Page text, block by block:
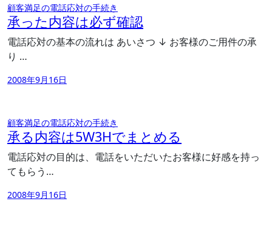
顧客満足の電話応対の手続き
承った内容は必ず確認
電話応対の基本の流れは あいさつ ↓ お客様のご用件の承
り …
2008年9月16日
顧客満足の電話応対の手続き
承る内容は5W3Hでまとめる
電話応対の目的は、電話をいただいたお客様に好感を持っ
てもらう…
2008年9月16日